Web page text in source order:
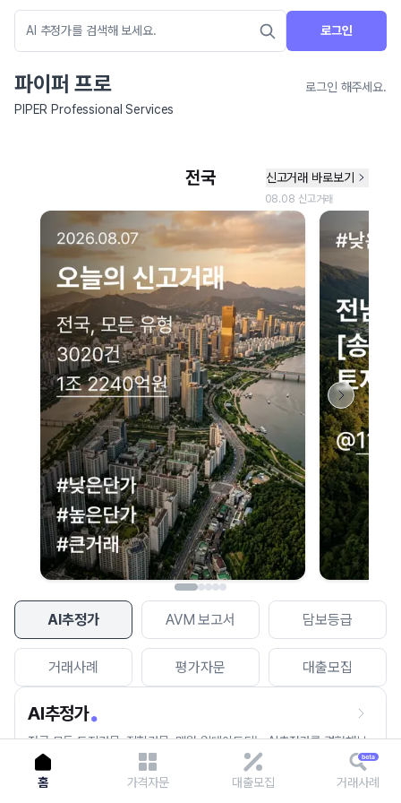
로그인
파이퍼 프로
로그인 해주세요.
PIPER Professional Services
AI추정가 AVM 보고서 담보등급
거래사례 평가자문 대출모집
AI추정가
전국 모든 토지건물, 집합건물, 매월 업데이트되는 AI추정가를 경험해보
세요.
네이버 지도 연결 안내
현재 네이버 지도 연결이 원활하지 않아 지도를 불러올 수 없습니다.
이용에 불편을 드려 죄송합니다.
다시 시도
홈 가격자문 대출모집 거래사례